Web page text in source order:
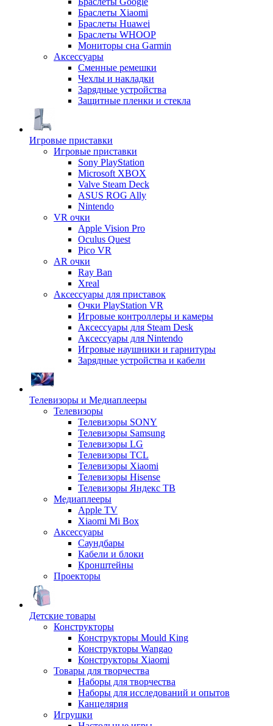
Браслеты Xiaomi
Браслеты Huawei
Браслеты WHOOP
Мониторы сна Garmin
Аксессуары
Сменные ремешки
Чехлы и накладки
Зарядные устройства
Защитные пленки и стекла
Игровые приставки
Игровые приставки
Sony PlayStation
Microsoft XBOX
Valve Steam Deck
ASUS ROG Ally
Nintendo
VR очки
Apple Vision Pro
Oculus Quest
Pico VR
AR очки
Ray Ban
Xreal
Аксессуары для приставок
Очки PlayStation VR
Игровые контроллеры и камеры
Аксессуары для Steam Desk
Аксессуары для Nintendo
Игровые наушники и гарнитуры
Зарядные устройства и кабели
Телевизоры и Медиаплееры
Телевизоры
Телевизоры SONY
Телевизоры Samsung
Телевизоры LG
Телевизоры TCL
Телевизоры Xiaomi
Телевизоры Hisense
Телевизоры Яндекс ТВ
Медиаплееры
Apple TV
Xiaomi Mi Box
Аксессуары
Саундбары
Кабели и блоки
Кронштейны
Проекторы
Детские товары
Конструкторы
Конструкторы Mould King
Конструкторы Wangao
Конструкторы Xiaomi
Товары для творчества
Наборы для творчества
Наборы для исследований и опытов
Канцелярия
Игрушки